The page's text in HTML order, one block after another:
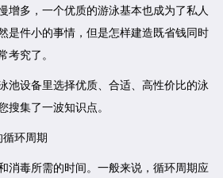
多，一个优质的游泳基本也成为了私人
是件小的事情，但是怎样建造既省钱同时
考究了。
设备里选择优质、合适、高性价比的泳
搜集了一波知识点。
环周期
毒所需的时间。一般来说，循环周期应